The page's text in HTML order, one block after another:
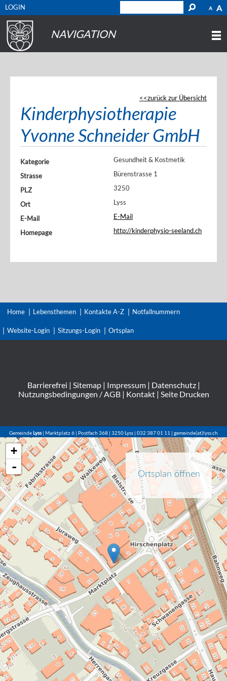
A A
LOGIN
NAVIGATION
zurück zur Übersicht
Kinderphysiotherapie
Yvonne Schneider GmbH
Kategorie
Gesundheit & Kostmetik
Strasse
Bürenstrasse 1
PLZ
3250
Ort
Lyss
E-Mail
E-Mail
Homepage
http://kinderphysio-seeland.ch
Home Lebensthemen Kontakte A-Z Notfallnummern
Website-Login Sitzungs-Login Ortsplan
Barrierefrei | Sitemap| Impressum| Datenschutz|
Nutzungsbedingungen / AGB| Kontakt| Seite Drucken
GemeindeLyss| Marktplatz 6 | Postfach 368 | 3250 Lyss | 032 387 01 11 | gemeinde(at)lyss.ch